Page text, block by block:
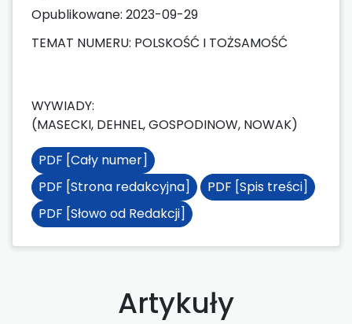
Opublikowane: 2023-09-29
TEMAT NUMERU: POLSKOŚĆ I TOŻSAMOŚĆ
WYWIADY:
(MASECKI, DEHNEL, GOSPODINOW, NOWAK)
PDF [Cały numer]
PDF [Strona redakcyjna]
PDF [Spis treści]
PDF [Słowo od Redakcji]
Artykuły